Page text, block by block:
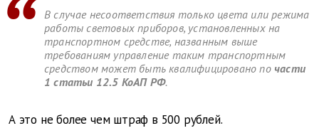
В случае несоответствия только цвета или режима
работы световых приборов, установленных на
транспортном средстве, названным выше
требованиям управление таким транспортным
средством может быть квалифицировано по части
1 статьи 12.5 КоАП РФ.
А это не более чем штраф в 500 рублей.